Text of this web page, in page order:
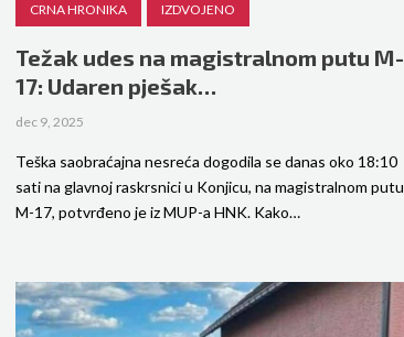
CRNA HRONIKA IZDVOJENO
Težak udes na magistralnom putu M-
17: Udaren pješak…
dec 9, 2025
Teška saobraćajna nesreća dogodila se danas oko 18:10
sati na glavnoj raskrsnici u Konjicu, na magistralnom putu
M-17, potvrđeno je iz MUP-a HNK. Kako…